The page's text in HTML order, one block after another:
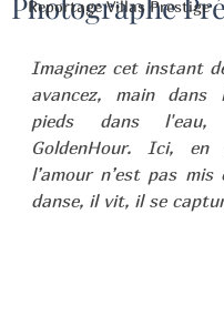
Reportage Villas Prestige
Imaginez cet instant
avancez, main
pieds dans l'eau,
GoldenHour. Ici, en
l’amour n’est pas
danse, il vit, il se